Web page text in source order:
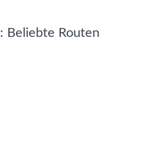
: Beliebte Routen